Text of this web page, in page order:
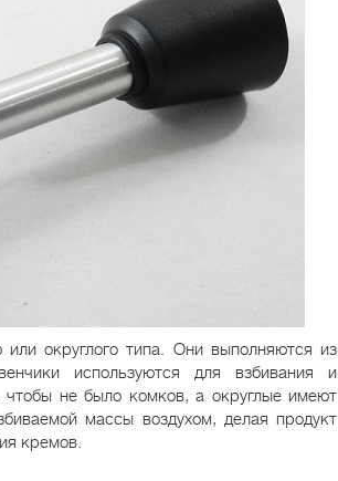
округлого типа. Они выполняются из
используются для взбивания и
чтобы не было комков, а округлые имеют
массы воздухом, делая продукт
кремов.